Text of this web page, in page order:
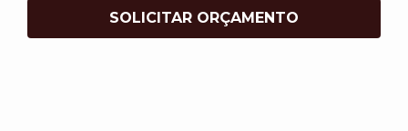
SOLICITAR ORÇAMENTO